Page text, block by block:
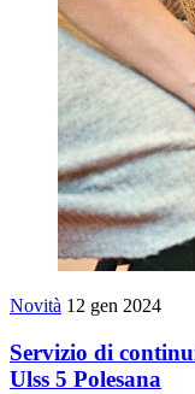
Novità 12 gen 2024
Servizio di
Ulss 5 Polesana